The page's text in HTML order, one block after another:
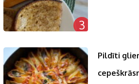
3
Pildīti